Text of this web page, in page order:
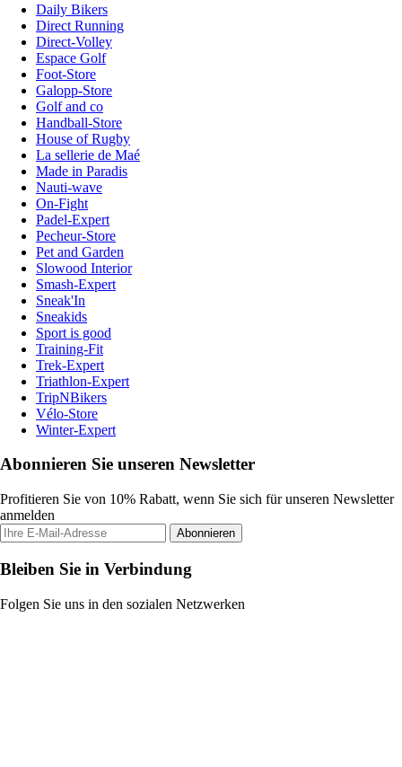
Daily Bikers
Direct Running
Direct-Volley
Espace Golf
Foot-Store
Galopp-Store
Golf and co
Handball-Store
House of Rugby
La sellerie de Maé
Made in Paradis
Nauti-wave
On-Fight
Padel-Expert
Pecheur-Store
Pet and Garden
Slowood Interior
Smash-Expert
Sneak'In
Sneakids
Sport is good
Training-Fit
Trek-Expert
Triathlon-Expert
TripNBikers
Vélo-Store
Winter-Expert
Abonnieren Sie unseren Newsletter
Profitieren Sie von 10% Rabatt, wenn Sie sich für unseren Newsletter
anmelden
Abonnieren
Bleiben Sie in Verbindung
Folgen Sie uns in den sozialen Netzwerken